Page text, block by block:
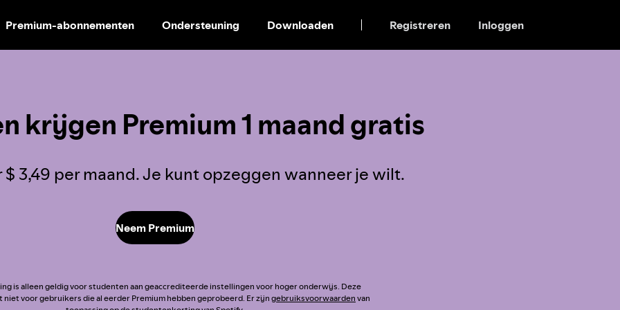
DOORGAAN
NAAR
Premium-abonnementen Ondersteuning Downloaden Registreren Inloggen
krijgen Premium 1 maand gratis
$ 3,49 per maand. Je kunt opzeggen wanneer je wilt.
Neem Premium
is alleen geldig voor studenten aan geaccrediteerde instellingen voor hoger onderwijs. Deze
niet voor gebruikers die al eerder Premium hebben geprobeerd. Er zijngebruiksvoorwaardenvan